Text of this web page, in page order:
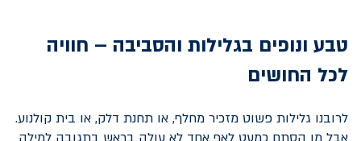
טבע ונופים בגלילות והסביבה – חוויה
לכל החושים
לרובנו גלילות פשוט מזכיר מחלף, או תחנת דלק, או בית קולנוע.